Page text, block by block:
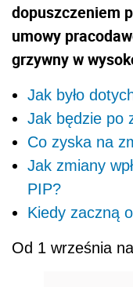
dopuszczeniem
umowy
grzywny w
Jak było
Jak będzie po
Co zyska na
Jak zmiany
PIP?
Kiedy zaczną
Od 1 września